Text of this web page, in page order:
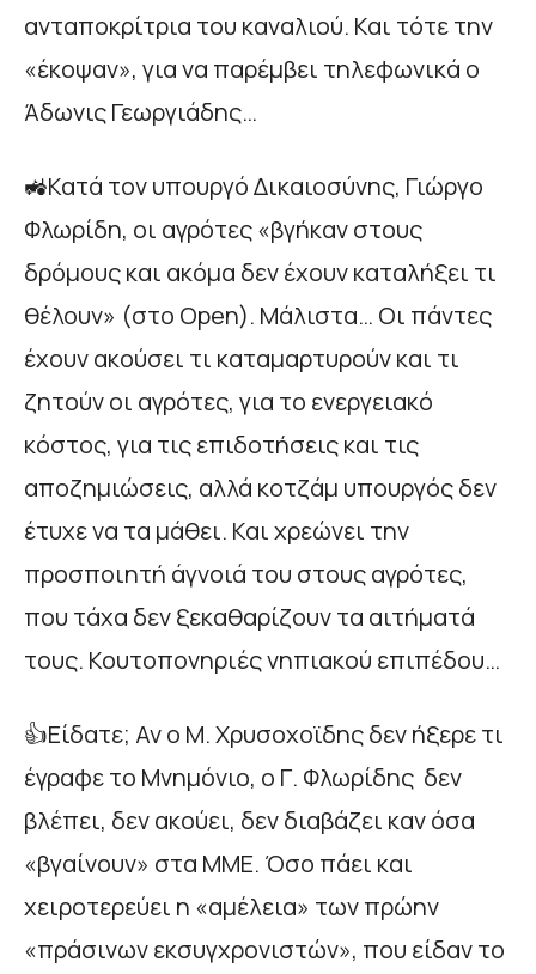
ανταποκρίτρια του καναλιού. Και τότε την
«έκοψαν», για να παρέμβει τηλεφωνικά ο
Άδωνις Γεωργιάδης…
🚜Κατά τον υπουργό Δικαιοσύνης, Γιώργο
Φλωρίδη, οι αγρότες «βγήκαν στους
δρόμους και ακόμα δεν έχουν καταλήξει τι
θέλουν» (στο Open). Μάλιστα… Οι πάντες
έχουν ακούσει τι καταμαρτυρούν και τι
ζητούν οι αγρότες, για το ενεργειακό
κόστος, για τις επιδοτήσεις και τις
αποζημιώσεις, αλλά κοτζάμ υπουργός δεν
έτυχε να τα μάθει. Και χρεώνει την
προσποιητή άγνοιά του στους αγρότες,
που τάχα δεν ξεκαθαρίζουν τα αιτήματά
τους. Κουτοπονηριές νηπιακού επιπέδου…
👍Είδατε; Αν ο Μ. Χρυσοχοϊδης δεν ήξερε τι
έγραφε το Μνημόνιο, ο Γ. Φλωρίδης δεν
βλέπει, δεν ακούει, δεν διαβάζει καν όσα
«βγαίνουν» στα ΜΜΕ. Όσο πάει και
χειροτερεύει η «αμέλεια» των πρώην
«πράσινων εκσυγχρονιστών», που είδαν το